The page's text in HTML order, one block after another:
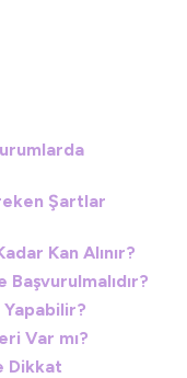
Şartlar
Kan Alınır?
Yapabilir?
Var mı?
Dikkat